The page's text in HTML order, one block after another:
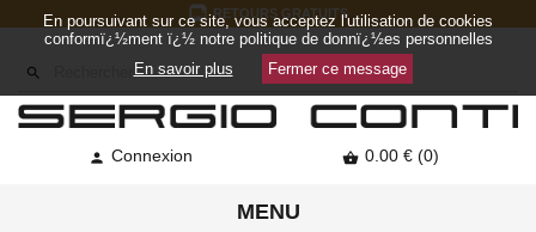
RETOURS GRATUITS

 Connexion  0.00 € (0)
MENU
En poursuivant sur ce site, vous acceptez l'utilisation de cookies
conformï¿½ment ï¿½ notre politique de donnï¿½es personnelles
En savoir plus
Fermer ce message